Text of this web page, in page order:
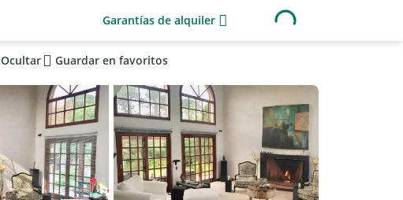
Garantías de alquiler
Ocultar Guardar en favoritos